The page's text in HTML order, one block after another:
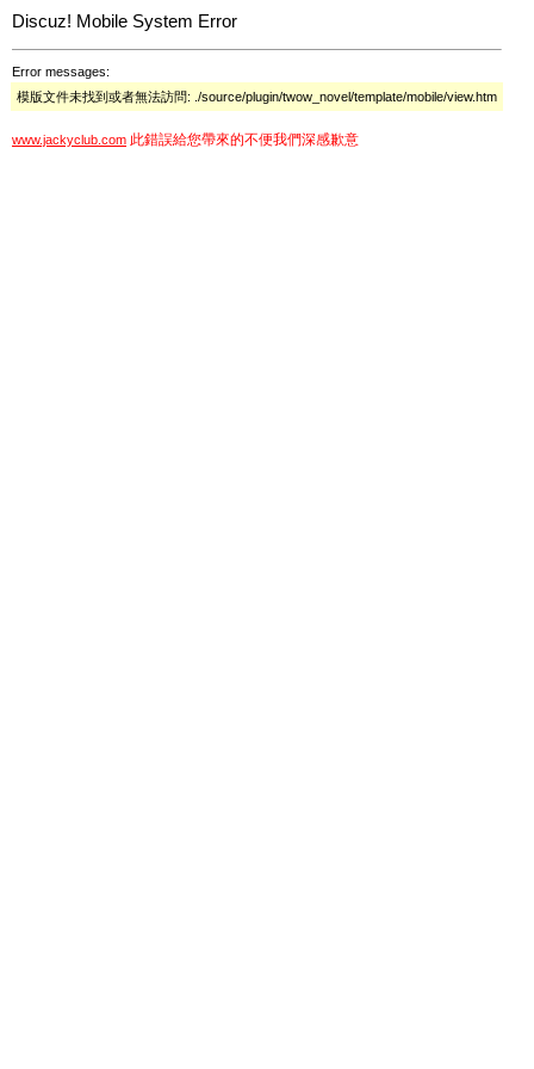
Discuz! Mobile System Error
Error messages:
模版文件未找到或者無法訪問: ./source/plugin/twow_novel/template/mobile/view.htm
www.jackyclub.com 此錯誤給您帶來的不便我們深感歉意